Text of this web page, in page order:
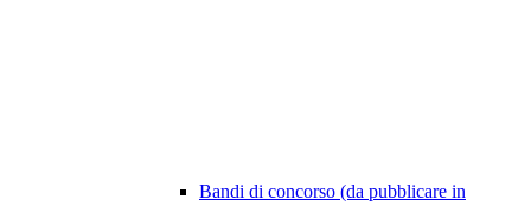
Bandi di concorso (da pubblicare in